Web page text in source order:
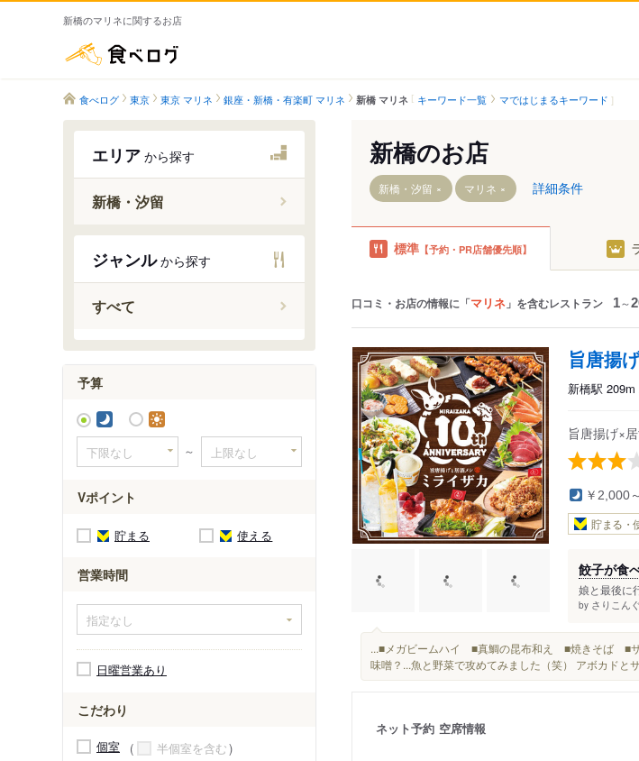
新橋のマリネに関するお店
食べログ 東京 東京 マリネ 銀座・新橋・有楽町 マリネ 新橋 マリネ キーワード一覧 マではじまるキーワード
エリア から探す
新橋・汐留
ジャンルから探す
すべて
予算
～
Vポイント
貯まる 使える
営業時間
日曜営業あり
こだわり
個室
半個室を含む
新橋のお店
新橋・汐留 マリネ 詳細条件
標準 【予約・PR店舗優先順】
口コミ・お店の情報に「マリネ 」を含むレストラン 1～
旨唐揚
新橋駅
旨唐揚げ×
￥2,000
貯まる・
餃子が食
娘と最後に
by さりこん
...■メガビームハイ ■真鯛の昆布和え ■焼きそば ■
味噌？...魚と野菜で攻めてみました（笑） アボカドと
ネット予約 空席情報